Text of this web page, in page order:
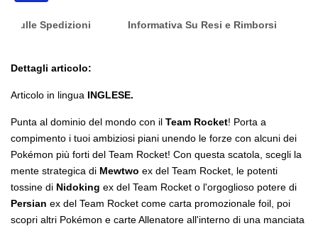
Sulle Spedizioni Informativa Su Resi e Rimborsi
Dettagli articolo:
Articolo in lingua INGLESE.
Punta al dominio del mondo con il Team Rocket! Porta a
compimento i tuoi ambiziosi piani unendo le forze con alcuni dei
Pokémon più forti del Team Rocket! Con questa scatola, scegli la
mente strategica di Mewtwo ex del Team Rocket, le potenti
tossine di Nidoking ex del Team Rocket o l'orgoglioso potere di
Persian ex del Team Rocket come carta promozionale foil, poi
scopri altri Pokémon e carte Allenatore all'interno di una manciata